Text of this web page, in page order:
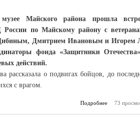
музее Майского района прошла
по Майскому району с
Дмитрием Ивановым и Игорем
фонда «Защитники
действий.
рассказала о подвигах бойцов, до
с врагом.
Подробнее о О73